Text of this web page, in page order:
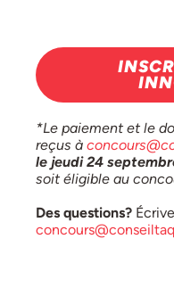
*Le paiement et le
reçus à
le jeudi 24
soit éligible au
Des questions?